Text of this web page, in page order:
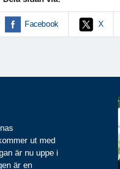
Facebook X
ut med
är nu uppe i
är en